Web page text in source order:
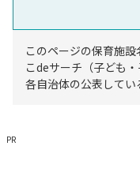
このページの保育施
こdeサーチ（子ども
各自治体の公表してい
PR